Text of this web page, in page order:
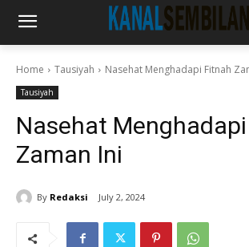
Home Tausiyah Nasehat Menghadapi Fitnah
Tausiyah
Nasehat
Zaman Ini
By Redaksi July 2, 2024